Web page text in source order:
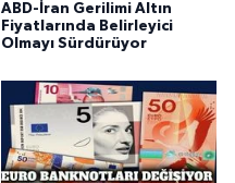
ABD-İran Gerilimi Altın
Fiyatlarında Belirleyici
Olmayı Sürdürüyor